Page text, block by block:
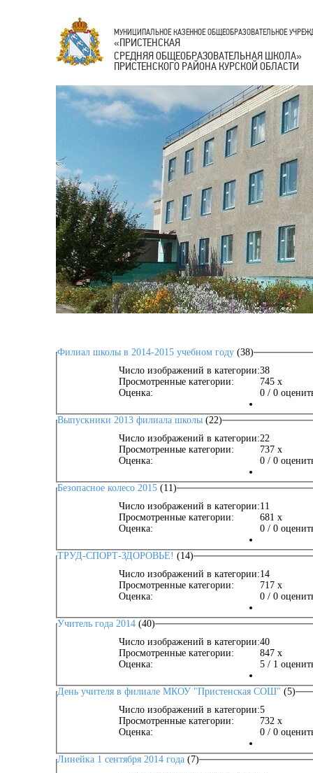
МУНИЦИПАЛЬНОЕ КАЗЕННОЕ ОБЩЕОБРАЗОВАТЕЛЬНОЕ
«ПРИСТЕНСКАЯ
СРЕДНЯЯ ОБЩЕОБРАЗОВАТЕЛЬНАЯ ШКОЛА»
ПРИСТЕНСКОГО РАЙОНА КУРСКОЙ ОБЛАСТИ
Филиал школы в 2014-2015 учебном году (38)
Число изображений в категории:38
Просмотренные категории:
745 x
Оценка:
0 / 0
Выпускники 2013 филиала школы (22)
Число изображений в категории:22
Просмотренные категории:
737 x
Оценка:
0 / 0
Безопасное колесо 2015 (11)
Число изображений в категории:11
Просмотренные категории:
681 x
Оценка:
0 / 0
ТРУД-СПОРТ-ЗДОРОВЬЕ! (14)
Число изображений в категории:14
Просмотренные категории:
717 x
Оценка:
0 / 0
Учитель года 2014 (40)
Число изображений в категории:40
Просмотренные категории:
847 x
Оценка:
5 / 1
День учителя в филиале МКОУ "Пристенская СОШ" (5)
Число изображений в категории:5
Просмотренные категории:
732 x
Оценка:
0 / 0
Линейка 1 сентября 2014 года (7)